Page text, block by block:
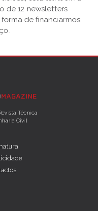
de 12 newsletters
de financiarmos
Técnica
Civil